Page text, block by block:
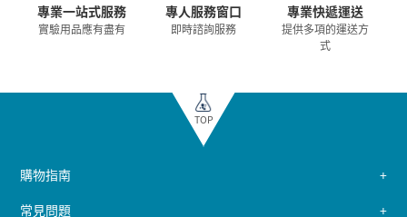
專業一站式服務
實驗用品應有盡有
專人服務窗口
即時諮詢服務
專業快遞運送
提供多項的運送方
式
TOP
購物指南
常見問題